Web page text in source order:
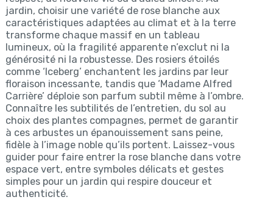
jardin, choisir une variété de rose blanche aux
caractéristiques adaptées au climat et à la terre
transforme chaque massif en un tableau
lumineux, où la fragilité apparente n’exclut ni la
générosité ni la robustesse. Des rosiers étoilés
comme ‘Iceberg’ enchantent les jardins par leur
floraison incessante, tandis que ‘Madame Alfred
Carrière’ déploie son parfum subtil même à l’ombre.
Connaître les subtilités de l’entretien, du sol au
choix des plantes compagnes, permet de garantir
à ces arbustes un épanouissement sans peine,
fidèle à l’image noble qu’ils portent. Laissez-vous
guider pour faire entrer la rose blanche dans votre
espace vert, entre symboles délicats et gestes
simples pour un jardin qui respire douceur et
authenticité.